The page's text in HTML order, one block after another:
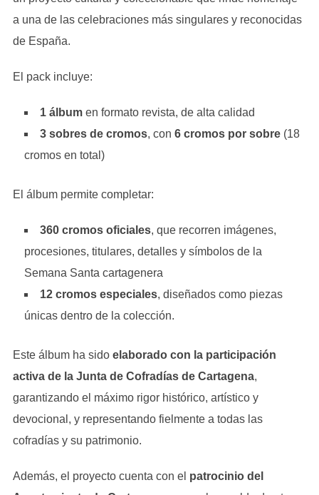
a una de las celebraciones más singulares y reconocidas
de España.
El pack incluye:
1 álbumen formato revista, de alta calidad
3 sobres de cromos, con 6 cromos por sobre(18
cromos en total)
El álbum permite completar:
360 cromos oficiales, que recorren imágenes,
procesiones, titulares, detalles y símbolos de la
Semana Santa cartagenera
12 cromos especiales, diseñados como piezas
únicas dentro de la colección.
Este álbum ha sido elaborado con la participación
activa de la Junta de Cofradías de Cartagena,
garantizando el máximo rigor histórico, artístico y
devocional, y representando fielmente a todas las
cofradías y su patrimonio.
Además, el proyecto cuenta con el patrocinio del